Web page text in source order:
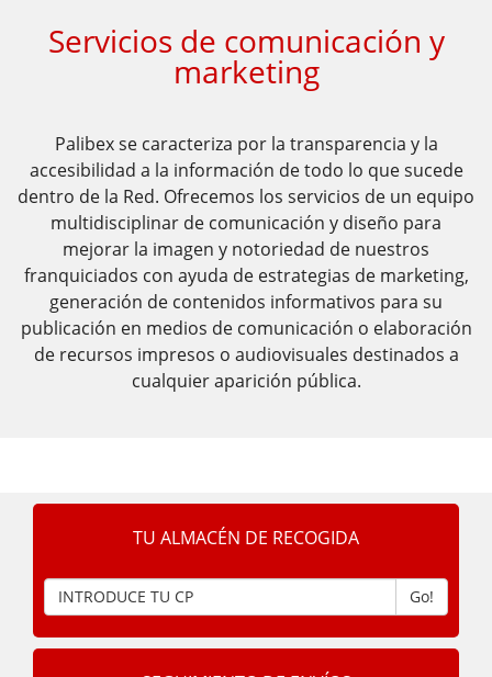
​​Servicios de comunicación y
marketing
Palibex se caracteriza por la transparencia y la
accesibilidad a la información de todo lo que sucede
dentro de la Red. Ofrecemos los servicios de un equipo
multidisciplinar de comunicación y diseño para
mejorar la imagen y notoriedad de nuestros
franquiciados con ayuda de estrategias de marketing,
generación de contenidos informativos para su
publicación en medios de comunicación o elaboración
de recursos impresos o audiovisuales destinados a
cualquier aparición pública.
TU ALMACÉN DE RECOGIDA
Go!